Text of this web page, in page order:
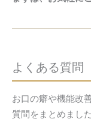
よくある質問
お口の癖や機能改
質問をまとめました